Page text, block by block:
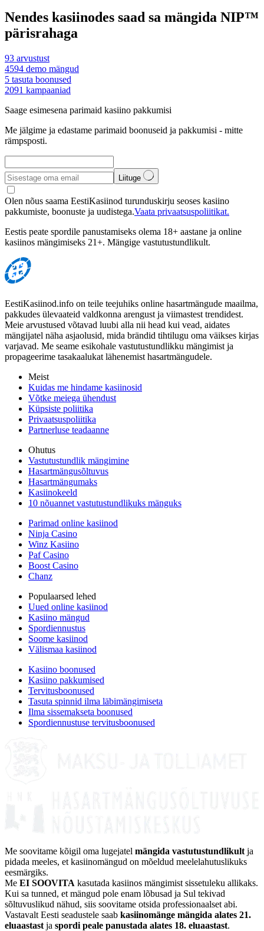
Nendes kasiinodes saad sa mängida NIP™
pärisrahaga
93 arvustust
4594 demo mängud
5 tasuta boonused
2091 kampaaniad
Saage esimesena parimaid kasiino pakkumisi
Me jälgime ja edastame parimaid boonuseid ja pakkumisi - mitte
rämpsposti.
Liituge
Olen nõus saama EestiKasiinod turunduskirju seoses kasiino
pakkumiste, boonuste ja uudistega.Vaata privaatsuspoliitikat.
Eestis peate spordile panustamiseks olema 18+ aastane ja online
kasiinos mängimiseks 21+. Mängige vastutustundlikult.
EestiKasiinod.info on teile teejuhiks online hasartmängude maailma,
pakkudes ülevaateid valdkonna arengust ja viimastest trendidest.
Meie arvustused võtavad luubi alla nii head kui vead, aidates
mängijatel näha asjaolusid, mida brändid tihtilugu oma väikses kirjas
varjavad. Me seame esikohale vastutustundlikku mängimist ja
propageerime tasakaalukat lähenemist hasartmängudele.
Meist
Kuidas me hindame kasiinosid
Võtke meiega ühendust
Küpsiste poliitika
Privaatsuspoliitika
Partnerluse teadaanne
Ohutus
Vastutustundlik mängimine
Hasartmängusõltuvus
Hasartmängumaks
Kasiinokeeld
10 nõuannet vastutustundlikuks mänguks
Parimad online kasiinod
Ninja Casino
Winz Kasiino
Paf Casino
Boost Casino
Chanz
Populaarsed lehed
Uued online kasiinod
Kasiino mängud
Spordiennustus
Soome kasiinod
Välismaa kasiinod
Kasiino boonused
Kasiino pakkumised
Tervitusboonused
Tasuta spinnid ilma läbimängimiseta
Ilma sissemakseta boonused
Spordiennustuse tervitusboonused
Me soovitame kõigil oma lugejatel mängida vastutustundlikult ja
pidada meeles, et kasiinomängud on mõeldud meelelahutuslikuks
eesmärgiks.
Me EI SOOVITA kasutada kasiinos mängimist sissetuleku allikaks.
Kui sa tunned, et mängud pole enam lõbusad ja Sul tekivad
sõltuvuslikud nähud, siis soovitame otsida professionaalset abi.
Vastavalt Eesti seadustele saab kasiinomänge mängida alates 21.
eluaastast ja spordi peale panustada alates 18. eluaastast.